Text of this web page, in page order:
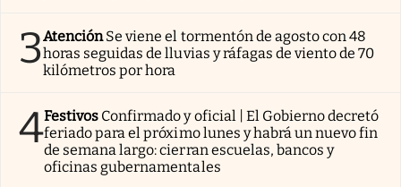
3AtenciónSe viene el tormentón de agosto con 48
horas seguidas de lluvias y ráfagas de viento de 70
kilómetros por hora
4Festivos Confirmado y oficial | El Gobierno decretó
feriado para el próximo lunes y habrá un nuevo fin
de semana largo: cierran escuelas, bancos y
oficinas gubernamentales